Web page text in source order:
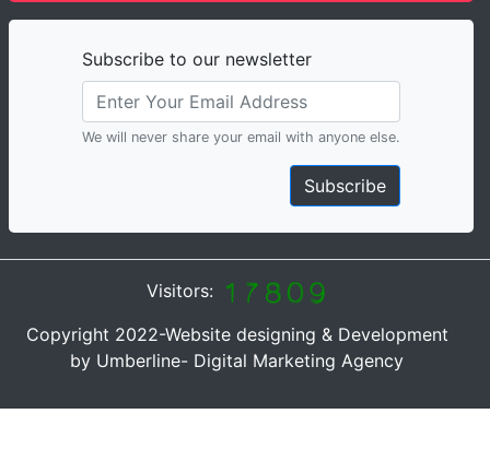
Subscribe to our newsletter
We will never share your email with anyone else.
Subscribe
Visitors:
Copyright 2022-Website designing & Development
by Umberline- Digital Marketing Agency